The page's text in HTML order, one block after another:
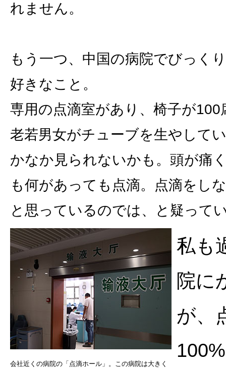
れません。
もう一つ、中国の病院でびっく
好きなこと。
専用の点滴室があり、椅子が
老若男女がチューブを生やして
かなか見られないかも。頭が痛
も何があっても点滴。点滴をし
と思っているのでは、と疑って
私も
院に
が、
会社近くの病院の「点滴ホール」。この病院は大きく